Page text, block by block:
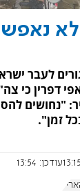
מ-20 שיגורים
דפרין כי
"נחושים
זמן".
עודכן: 13:54